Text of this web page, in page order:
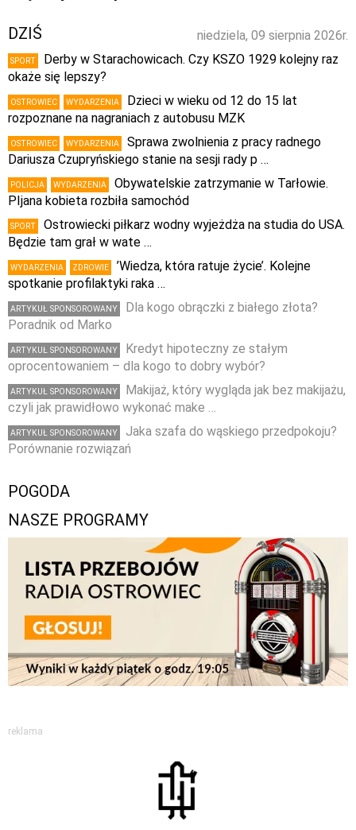
niedziela, 09 sierpnia 2026r.
DZIŚ
SPORT
Derby w Starachowicach. Czy KSZO 1929 kolejny raz
okaże się lepszy?
OSTROWIEC WYDARZENIA
Dzieci w wieku od 12 do 15 lat
rozpoznane na nagraniach z autobusu MZK
OSTROWIEC WYDARZENIA
Sprawa zwolnienia z pracy radnego
Dariusza Czupryńskiego stanie na sesji rady p …
POLICJA WYDARZENIA
Obywatelskie zatrzymanie w Tarłowie.
PIjana kobieta rozbiła samochód
SPORT
Ostrowiecki piłkarz wodny wyjeżdża na studia do USA.
Będzie tam grał w wate …
WYDARZENIA ZDROWIE
’Wiedza, która ratuje życie’. Kolejne
spotkanie profilaktyki raka …
ARTYKUŁ SPONSOROWANY
Dla kogo obrączki z białego złota?
Poradnik od Marko
ARTYKUŁ SPONSOROWANY
Kredyt hipoteczny ze stałym
oprocentowaniem – dla kogo to dobry wybór?
ARTYKUŁ SPONSOROWANY
Makijaż, który wygląda jak bez makijażu,
czyli jak prawidłowo wykonać make …
ARTYKUŁ SPONSOROWANY
Jaka szafa do wąskiego przedpokoju?
Porównanie rozwiązań
POGODA
NASZE PROGRAMY
reklama